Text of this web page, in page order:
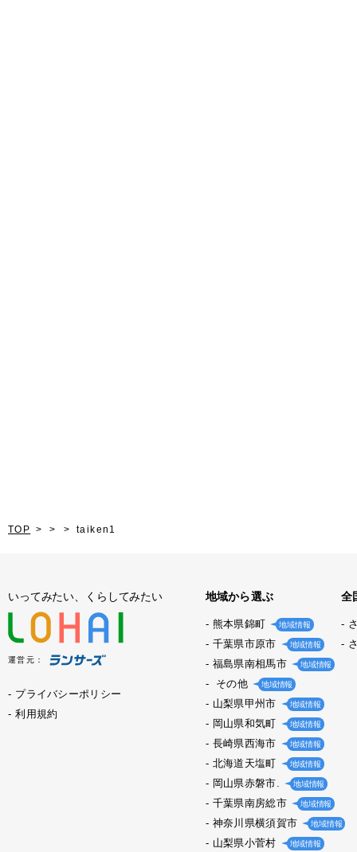
TOP taiken1
いってみたい、くらしてみたい
運営元：
プライバシーポリシー
利用規約
地域から選ぶ
熊本県錦町 地域情報
千葉県市原市 地域情報
福島県南相馬市 地域情報
その他 地域情報
山梨県甲州市 地域情報
岡山県和気町 地域情報
長崎県西海市 地域情報
北海道天塩町 地域情報
岡山県赤磐市. 地域情報
千葉県南房総市 地域情報
神奈川県横須賀市 地域情報
山梨県小菅村 地域情報
全